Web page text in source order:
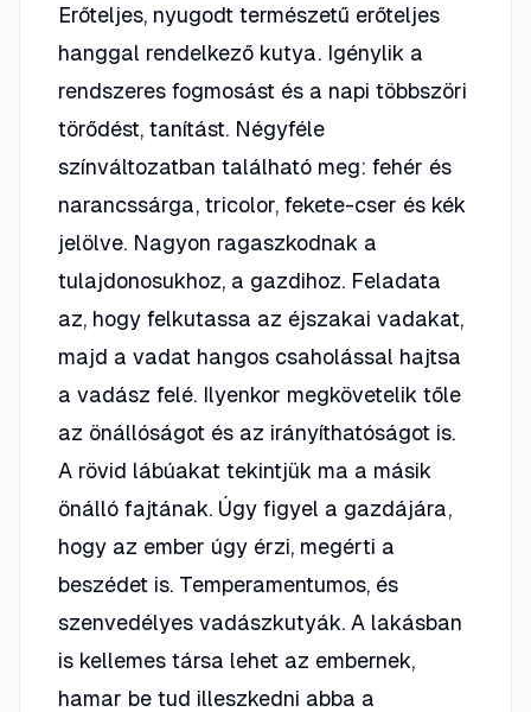
Erőteljes, nyugodt természetű erőteljes
hanggal rendelkező kutya. Igénylik a
rendszeres fogmosást és a napi többszöri
törődést, tanítást. Négyféle
színváltozatban található meg: fehér és
narancssárga, tricolor, fekete-cser és kék
jelölve. Nagyon ragaszkodnak a
tulajdonosukhoz, a gazdihoz. Feladata
az, hogy felkutassa az éjszakai vadakat,
majd a vadat hangos csaholással hajtsa
a vadász felé. Ilyenkor megkövetelik tőle
az önállóságot és az irányíthatóságot is.
A rövid lábúakat tekintjük ma a másik
önálló fajtának. Úgy figyel a gazdájára,
hogy az ember úgy érzi, megérti a
beszédet is. Temperamentumos, és
szenvedélyes vadászkutyák. A lakásban
is kellemes társa lehet az embernek,
hamar be tud illeszkedni abba a